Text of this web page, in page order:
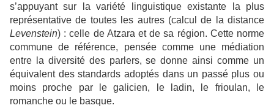
s’appuyant sur la variété linguistique existante la plus
représentative de toutes les autres (calcul de la distance
Levenstein) : celle de Atzara et de sa région. Cette norme
commune de référence, pensée comme une médiation
entre la diversité des parlers, se donne ainsi comme un
équivalent des standards adoptés dans un passé plus ou
moins proche par le galicien, le ladin, le frioulan, le
romanche ou le basque.